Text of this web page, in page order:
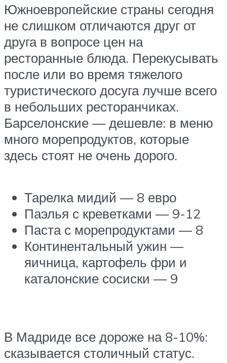
Южноевропейские страны сегодня
не слишком отличаются друг от
друга в вопросе цен на
ресторанные блюда. Перекусывать
после или во время тяжелого
туристического досуга лучше всего
в небольших ресторанчиках.
Барселонские — дешевле: в меню
много морепродуктов, которые
здесь стоят не очень дорого.
Тарелка мидий — 8 евро
Паэлья с креветками — 9-12
Паста с морепродуктами — 8
Континентальный ужин —
яичница, картофель фри и
каталонские сосиски — 9
В Мадриде все дороже на 8-10%:
сказывается столичный статус.